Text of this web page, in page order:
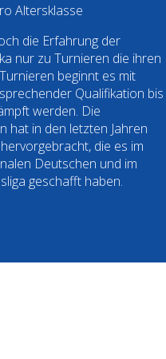
Altersklasse
die Erfahrung der
nur zu Turnieren die ihren
beginnt es mit
Qualifikation bis
werden. Die
hat in den letzten Jahren
die es im
Deutschen und im
geschafft haben.